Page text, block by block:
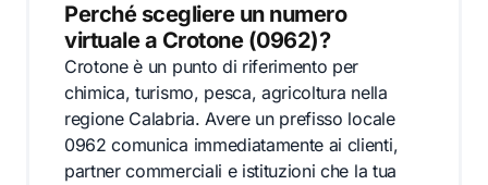
Perché scegliere un numero
virtuale a Crotone (0962)?
Crotone è un punto di riferimento per
chimica, turismo, pesca, agricoltura nella
regione Calabria. Avere un prefisso locale
0962 comunica immediatamente ai clienti,
partner commerciali e istituzioni che la tua